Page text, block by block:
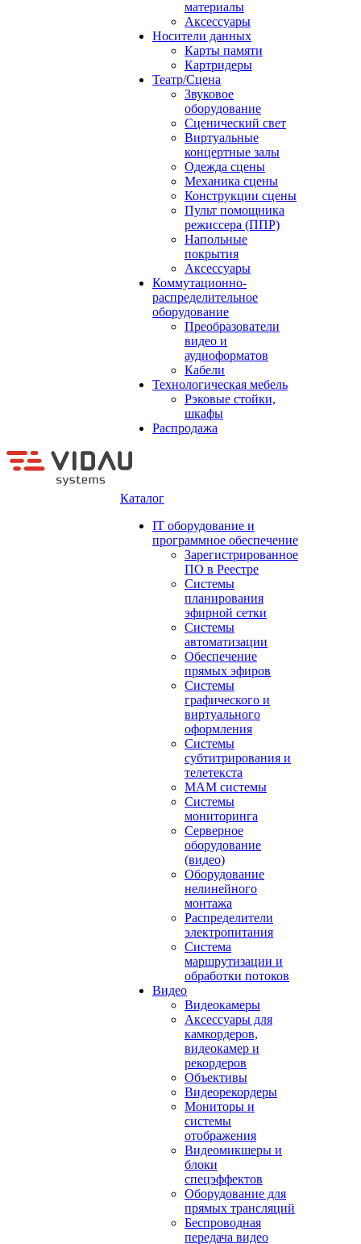
материалы
Аксессуары
Носители данных
Карты памяти
Картридеры
Театр/Сцена
Звуковое
оборудование
Сценический свет
Виртуальные
концертные залы
Одежда сцены
Механика сцены
Конструкции сцены
Пульт помощника
режиссера (ППР)
Напольные
покрытия
Аксессуары
Коммутационно-
распределительное
оборудование
Преобразователи
видео и
аудиоформатов
Кабели
Технологическая мебель
Рэковые стойки,
шкафы
Распродажа
Каталог
IT оборудование и
программное обеспечение
Зарегистрированное
ПО в Реестре
Системы
планирования
эфирной сетки
Системы
автоматизации
Обеспечение
прямых эфиров
Системы
графического и
виртуального
оформления
Системы
субтитрирования и
телетекста
MAM системы
Системы
мониторинга
Серверное
оборудование
(видео)
Оборудование
нелинейного
монтажа
Распределители
электропитания
Система
маршрутизации и
обработки потоков
Видео
Видеокамеры
Аксессуары для
камкордеров,
видеокамер и
рекордеров
Объективы
Видеорекордеры
Мониторы и
системы
отображения
Видеомикшеры и
блоки
спецэффектов
Оборудование для
прямых трансляций
Беспроводная
передача видео